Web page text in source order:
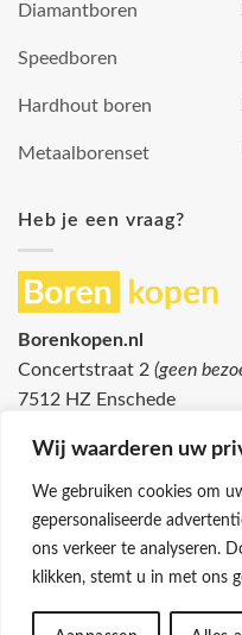
Wij waarderen uw
We gebruiken cookies om
gepersonaliseerde
ons verkeer te analyseren.
klikken, stemt u in met ons
Diamantboren
Speedboren
Hardhout boren
Metaalborenset
Heb je een vraag?
Borenkopen.nl
Concertstraat 2 (geen
7512 HZ Enschede